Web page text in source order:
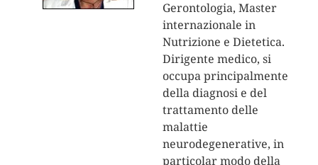
Gerontologia, Master
internazionale in
Nutrizione e Dietetica.
Dirigente medico, si
occupa principalmente
della diagnosi e del
trattamento delle
malattie
neurodegenerative, in
particolar modo della